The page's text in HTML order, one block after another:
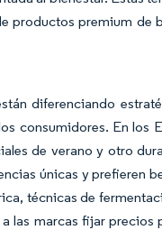
productos premium de
diferenciando
consumidores. En los
de verano y otro
únicas y prefieren
técnicas de
las marcas fijar precios